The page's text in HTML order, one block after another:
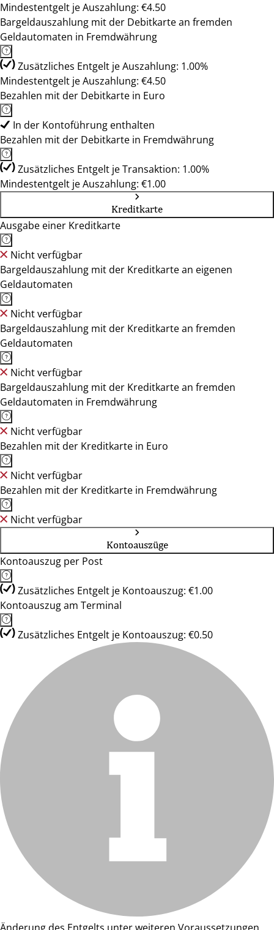
Mindestentgelt je Auszahlung: €4.50
Bargeldauszahlung mit der Debitkarte an fremden
Geldautomaten in Fremdwährung
Zusätzliches Entgelt je Auszahlung: 1.00%
Mindestentgelt je Auszahlung: €4.50
Bezahlen mit der Debitkarte in Euro
In der Kontoführung enthalten
Bezahlen mit der Debitkarte in Fremdwährung
Zusätzliches Entgelt je Transaktion: 1.00%
Mindestentgelt je Auszahlung: €1.00
Kreditkarte
Ausgabe einer Kreditkarte
Nicht verfügbar
Bargeldauszahlung mit der Kreditkarte an eigenen
Geldautomaten
Nicht verfügbar
Bargeldauszahlung mit der Kreditkarte an fremden
Geldautomaten
Nicht verfügbar
Bargeldauszahlung mit der Kreditkarte an fremden
Geldautomaten in Fremdwährung
Nicht verfügbar
Bezahlen mit der Kreditkarte in Euro
Nicht verfügbar
Bezahlen mit der Kreditkarte in Fremdwährung
Nicht verfügbar
Kontoauszüge
Kontoauszug per Post
Zusätzliches Entgelt je Kontoauszug: €1.00
Kontoauszug am Terminal
Zusätzliches Entgelt je Kontoauszug: €0.50